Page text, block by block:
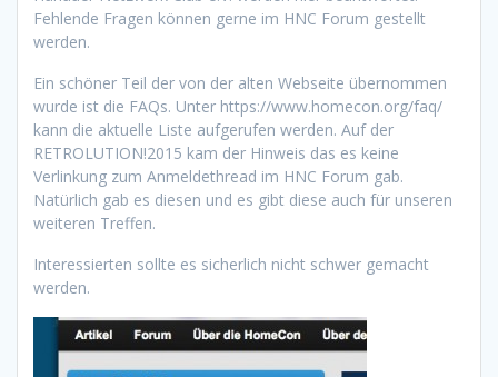
Fehlende Fragen können gerne im HNC Forum gestellt
werden.
Ein schöner Teil der von der alten Webseite übernommen
wurde ist die FAQs. Unter https://www.homecon.org/faq/
kann die aktuelle Liste aufgerufen werden. Auf der
RETROLUTION!2015 kam der Hinweis das es keine
Verlinkung zum Anmeldethread im HNC Forum gab.
Natürlich gab es diesen und es gibt diese auch für unseren
weiteren Treffen.
Interessierten sollte es sicherlich nicht schwer gemacht
werden.